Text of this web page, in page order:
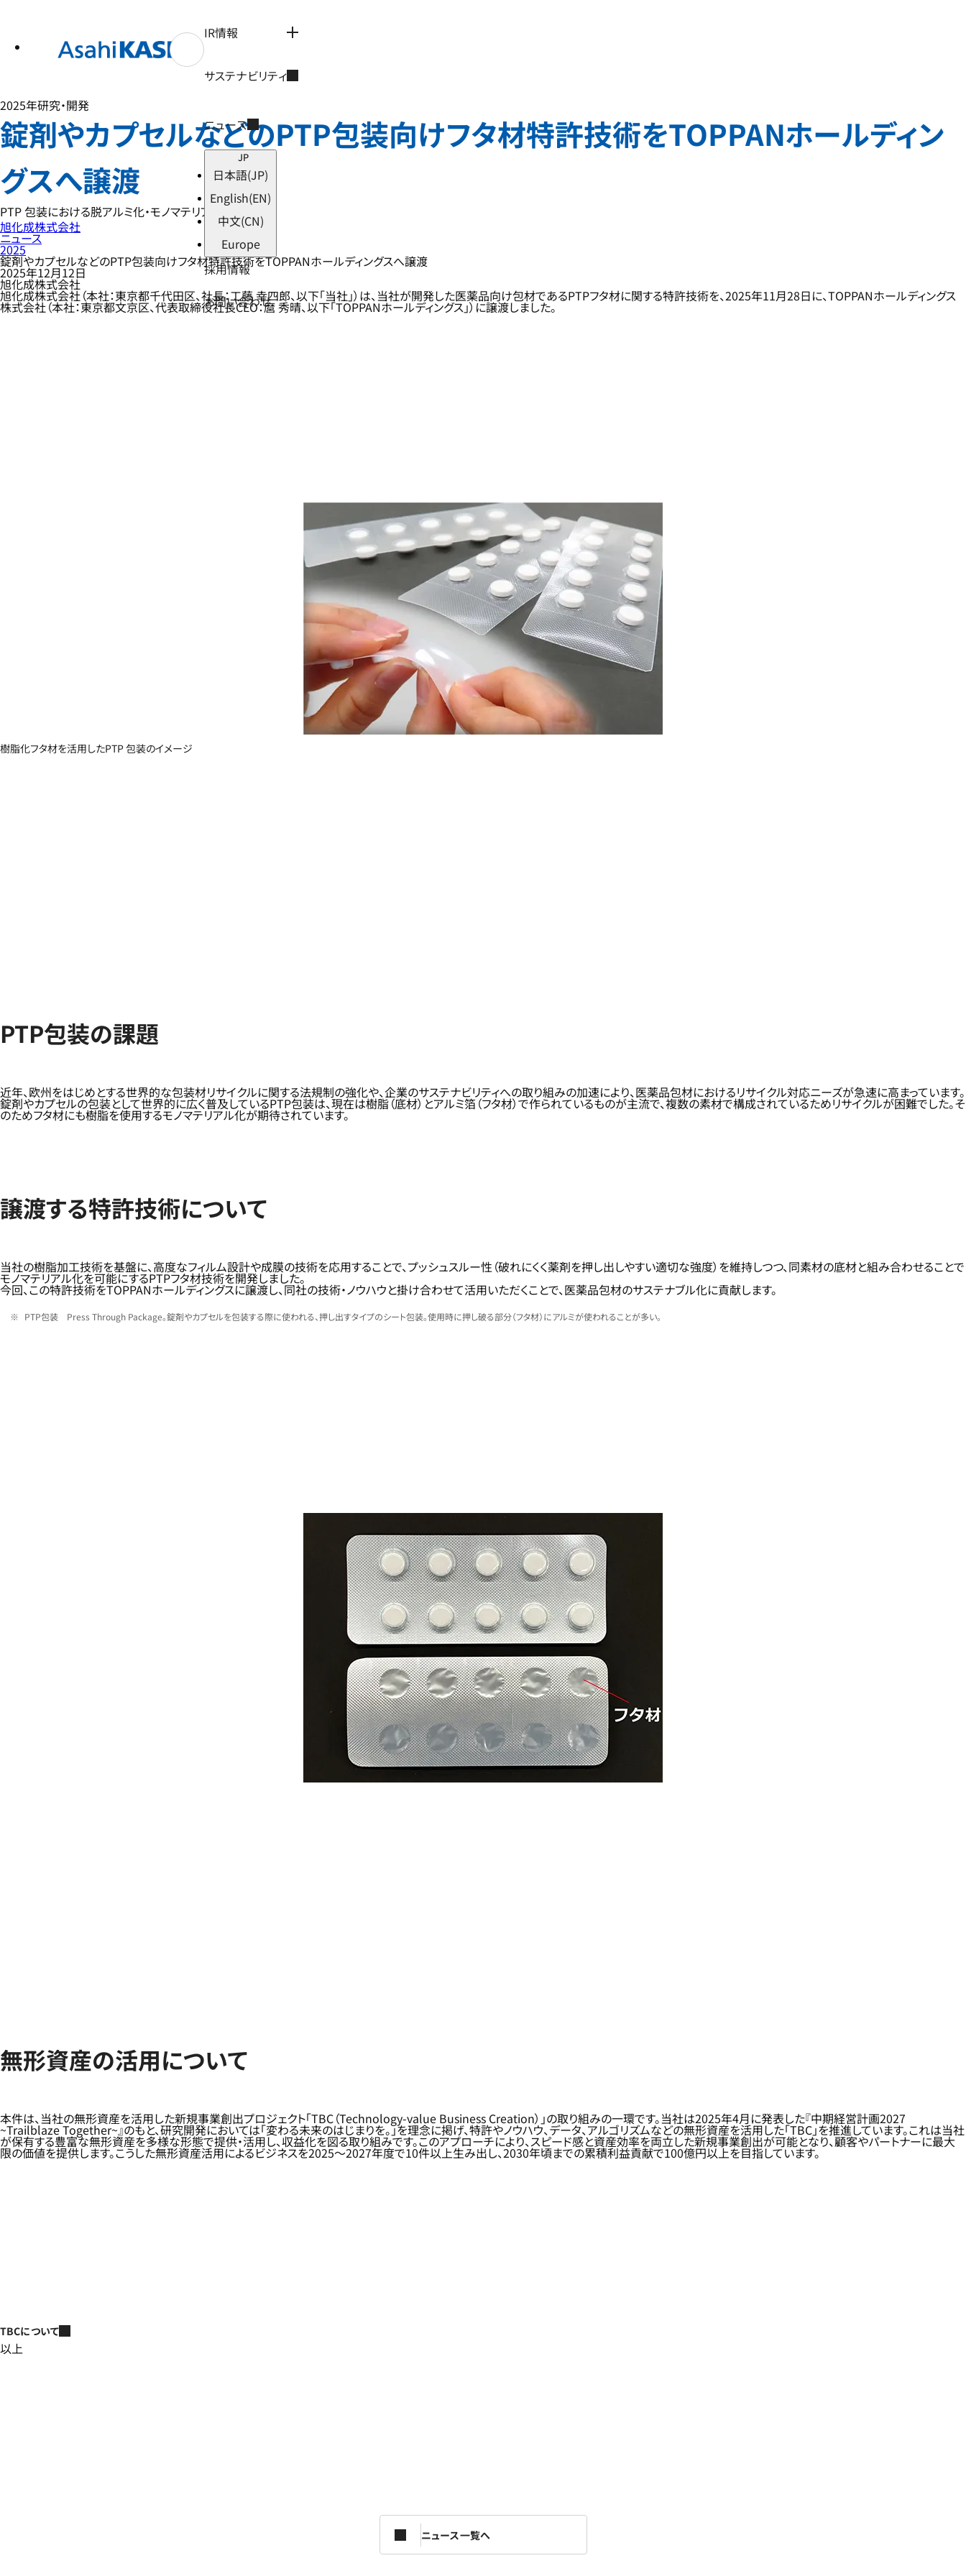
IR情報
サステナビリティ
ニュース
JP
日本語(JP)
English(EN)
中文(CN)
Europe
採用情報
お問い合わせ
2025年研究・開発
錠剤やカプセルなどのPTP包装向けフタ材特許技術をTOPPANホールディン
グスへ譲渡
PTP 包装における脱アルミ化・モノマテリアル化に貢献
旭化成株式会社
ニュース
2025
錠剤やカプセルなどのPTP包装向けフタ材特許技術をTOPPANホールディングスへ譲渡
2025年12月12日
旭化成株式会社
旭化成株式会社（本社：東京都千代田区、社長：工藤 幸四郎、以下「当社」）は、当社が開発した医薬品向け包材であるPTPフタ材に関する特許技術を、2025年11月28日に、TOPPANホールディングス
株式会社（本社：東京都文京区、代表取締役社長CEO：麿 秀晴、以下「TOPPANホールディングス」）に譲渡しました。
樹脂化フタ材を活用したPTP 包装のイメージ
PTP包装の課題
近年、欧州をはじめとする世界的な包装材リサイクルに関する法規制の強化や、企業のサステナビリティへの取り組みの加速により、医薬品包材におけるリサイクル対応ニーズが急速に高まっています。
錠剤やカプセルの包装として世界的に広く普及しているPTP包装は、現在は樹脂（底材）とアルミ箔（フタ材）で作られているものが主流で、複数の素材で構成されているためリサイクルが困難でした。そ
のためフタ材にも樹脂を使用するモノマテリアル化が期待されています。
譲渡する特許技術について
当社の樹脂加工技術を基盤に、高度なフィルム設計や成膜の技術を応用することで、プッシュスルー性（破れにくく薬剤を押し出しやすい適切な強度）を維持しつつ、同素材の底材と組み合わせることで
モノマテリアル化を可能にするPTPフタ材技術を開発しました。
今回、この特許技術をTOPPANホールディングスに譲渡し、同社の技術・ノウハウと掛け合わせて活用いただくことで、医薬品包材のサステナブル化に貢献します。
PTP包装 Press Through Package。錠剤やカプセルを包装する際に使われる、押し出すタイプのシート包装。使用時に押し破る部分（フタ材）にアルミが使われることが多い。
無形資産の活用について
本件は、当社の無形資産を活用した新規事業創出プロジェクト「TBC（Technology-value Business Creation）」の取り組みの一環です。当社は2025年4月に発表した『中期経営計画2027
~Trailblaze Together~』のもと、研究開発においては「変わる未来のはじまりを。」を理念に掲げ、特許やノウハウ、データ、アルゴリズムなどの無形資産を活用した「TBC」を推進しています。これは当社
が保有する豊富な無形資産を多様な形態で提供・活用し、収益化を図る取り組みです。このアプローチにより、スピード感と資産効率を両立した新規事業創出が可能となり、顧客やパートナーに最大
限の価値を提供します。こうした無形資産活用によるビジネスを2025～2027年度で10件以上生み出し、2030年頃までの累積利益貢献で100億円以上を目指しています。
TBCについて
以上
ニュース一覧へ